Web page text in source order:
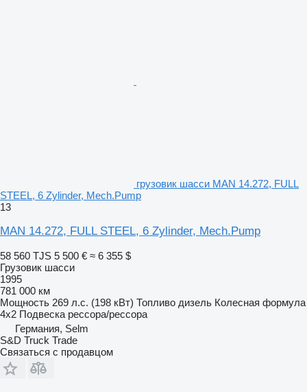
грузовик шасси MAN 14.272, FULL
STEEL, 6 Zylinder, Mech.Pump
13
MAN 14.272, FULL STEEL, 6 Zylinder, Mech.Pump
58 560 TJS 5 500 € ≈ 6 355 $
Грузовик шасси
1995
781 000 км
Мощность 269 л.с. (198 кВт) Топливо дизель Колесная формула
4x2 Подвеска рессора/рессора
Германия, Selm
S&D Truck Trade
Связаться с продавцом